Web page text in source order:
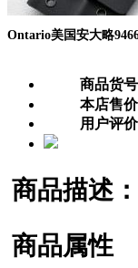
Ontario美国安大略
商品货号
本店售价
用户评价
商品描述：
商品属性